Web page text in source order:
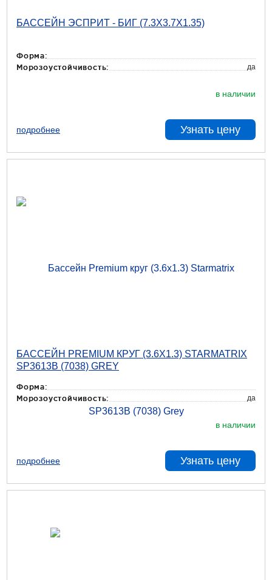
БАССЕЙН ЭСПРИТ - БИГ (7.3Х3.7Х1.35)
Форма:
Морозоустойчивость:
да
в наличии
подробнее Узнать цену
БАССЕЙН PREMIUM КРУГ (3.6X1.3) STARMATRIX
SP3613B (7038) GREY
Форма:
Морозоустойчивость:
да
в наличии
подробнее Узнать цену